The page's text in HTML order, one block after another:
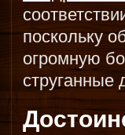
поскольку
огромную
струганные